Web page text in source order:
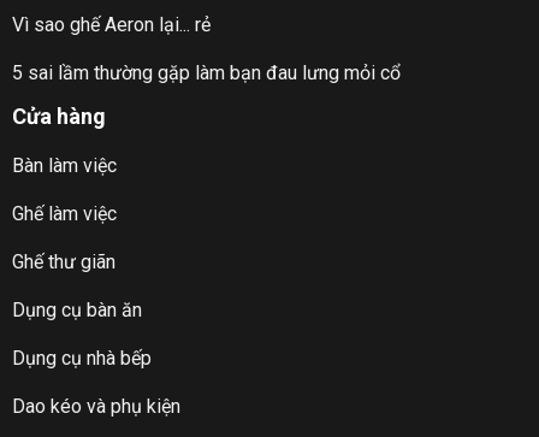
Vì sao ghế Aeron lại... rẻ
5 sai lầm thường gặp làm bạn đau lưng mỏi cổ
Cửa hàng
Bàn làm việc
Ghế làm việc
Ghế thư giãn
Dụng cụ bàn ăn
Dụng cụ nhà bếp
Dao kéo và phụ kiện